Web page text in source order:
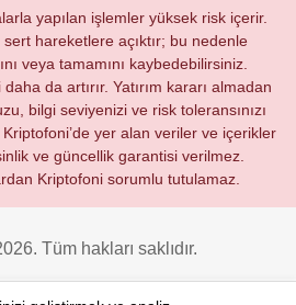
yapılan işlemler yüksek risk içerir.
hareketlere açıktır; bu nedenle
veya tamamını kaybedebilirsiniz.
da artırır. Yatırım kararı almadan
bilgi seviyenizi ve risk toleransınızı
yer alan veriler ve içerikler
ve güncellik garantisi verilmez.
Kriptofoni sorumlu tutulamaz.
Tüm hakları saklıdır.